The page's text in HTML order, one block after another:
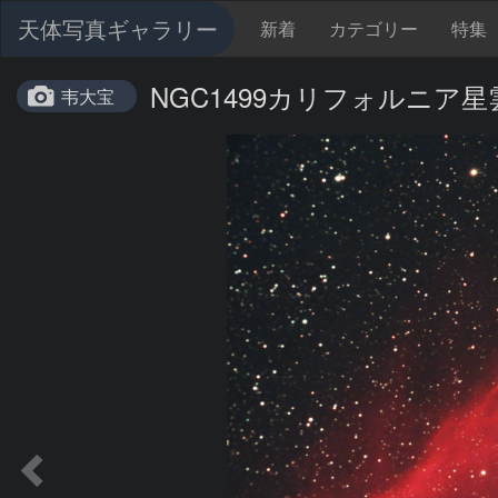
天体写真ギャラリー 新着 カテゴリー 特集
韦大宝 NGC1499カリフォルニア星